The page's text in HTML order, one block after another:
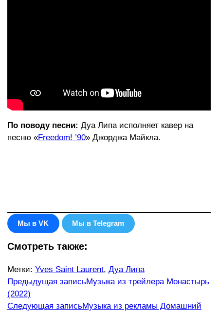
По поводу песни: Дуа Липа исполняет кавер на
песню «Freedom! ’90» Джорджа Майкла.
Мы в VK Мы в Telegram
Смотреть также:
Метки: Yves Saint Laurent, Дуа Липа
Еще
статьи
Предыдущая записьМузыка из трейлера Монастырь
(2022)
Следующая записьМузыка из рекламы Домашний